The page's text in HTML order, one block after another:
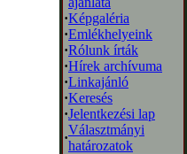
·Képgaléria
·Emlékhelyeink
·Rólunk írták
·Hírek archívuma
·Linkajánló
·Keresés
·Jelentkezési lap
·
Választmányi
határozatok